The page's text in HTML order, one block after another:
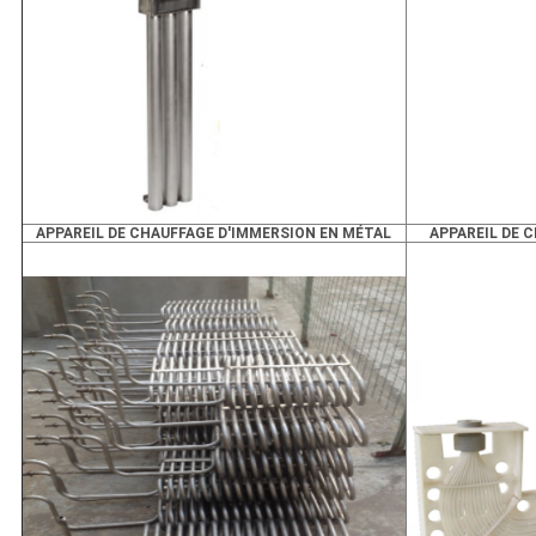
APPAREIL DE CHAUFFAGE D'IMMERSION EN MÉTAL APPAREIL DE